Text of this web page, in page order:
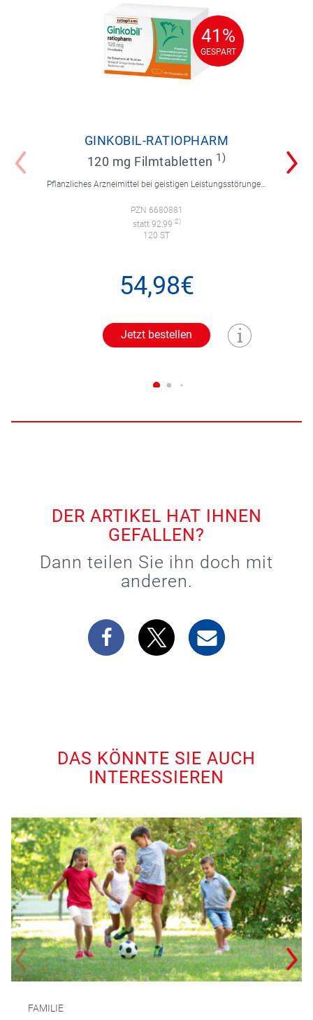
41%
GESPART
41%
GESPART
GINKOBIL-RATIOPHARM
120 mg Filmtabletten 1)
Pflanzliches Arzneimittel bei geistigen Leistungsstörungen und Durchblutungsstörungen.
PZN 6680881
statt 92,99 2)
120 ST
54,98€
Jetzt bestellen
DER ARTIKEL HAT IHNEN
GEFALLEN?
Dann teilen Sie ihn doch mit
anderen.
DAS KÖNNTE SIE AUCH
INTERESSIEREN
FAMILIE